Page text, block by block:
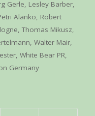
Gerle, Lesley Barber,
Alanko, Robert
, Thomas Mikusz,
, Walter Mair,
, White Bear PR,
Germany